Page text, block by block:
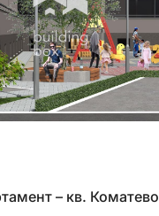
– кв. Коматево